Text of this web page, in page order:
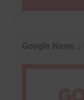
Google News